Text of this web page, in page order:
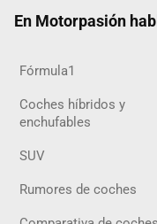
En Motorpasión
Fórmula1
Coches híbridos y
enchufables
SUV
Rumores de coches